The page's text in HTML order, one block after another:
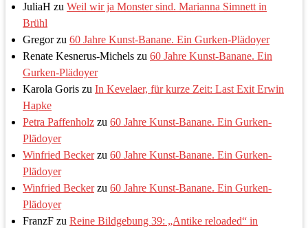
JuliaH zu Weil wir ja Monster sind. Marianna Simnett in
Brühl
Gregorzu 60 Jahre Kunst-Banane. Ein Gurken-Plädoyer
Renate Kesnerus-Michels zu 60 Jahre Kunst-Banane. Ein
Gurken-Plädoyer
Karola Goris zu In Kevelaer, für kurze Zeit: Last Exit Erwin
Hapke
Petra Paffenholz zu 60 Jahre Kunst-Banane. Ein Gurken-
Plädoyer
Winfried Beckerzu 60 Jahre Kunst-Banane. Ein Gurken-
Plädoyer
Winfried Beckerzu 60 Jahre Kunst-Banane. Ein Gurken-
Plädoyer
FranzF zu Reine Bildgebung 39: „Antike reloaded“ in